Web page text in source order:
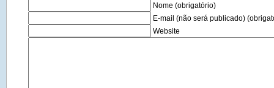
Nome (obrigatório)
E-mail (não será publicado)
Website